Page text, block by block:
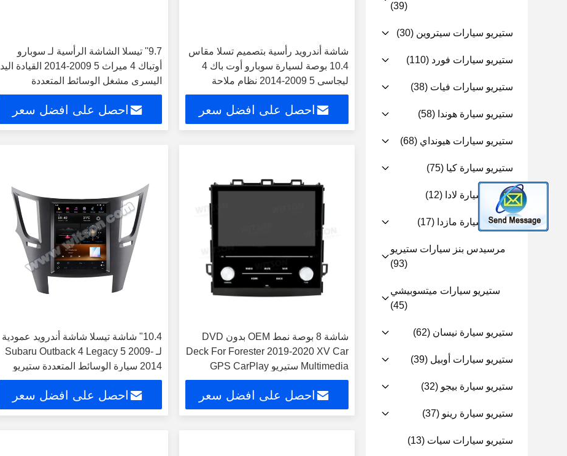
(39)
ستيريو سيارات سيتروين (30)
ستيريو سيارات فورد (110)
ستيريو سيارات فيات (38)
ستيريو سيارة هوندا (58)
ستيريو سيارات هيونداي (68)
ستيريو سيارة كيا (75)
ستيريو سيارة لادا (12)
ستيريو سيارة مازدا (17)
مرسيدس بنز سيارات ستيريو
(93)
ستيريو سيارات ميتسوبيشي
(45)
ستيريو سيارة نيسان (62)
ستيريو سيارات أوبيل (39)
ستيريو سيارة بيجو (32)
ستيريو سيارة رينو (37)
ستيريو سيارات سيات (13)
شاشة أندرويد رأسية بتصميم تسلا مقاس
10.4 بوصة لسيارة سوبارو أوت باك 4
ليجاسي 5 2009-2014 نظام ملاحة
ستيريو للسيارة مشغل كاربلاي GPS
احصل على افضل سعر
9.7'' تيسلا الشاشة الرأسية لـ سوبارو
أوتباك 4 ميراث 5 2009-2014 القيادة اليد
اليسرى مشغل الوسائط المتعددة
للسيارات الأندرويد
احصل على افضل سعر
شاشة 8 بوصة نمط OEM بدون DVD
Deck For Forester 2019-2020 XV Car
Multimedia ستيريو GPS CarPlay
Player ((HB/HV2132)
احصل على افضل سعر
10.4" شاشة تيسلا شاشة أندرويد عمودية
لـ Subaru Outback 4 Legacy 5 2009-
2014 سيارة الوسائط المتعددة ستيريو
GPS Carplay Pla
احصل على افضل سعر